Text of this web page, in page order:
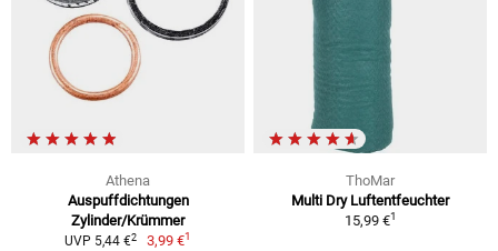
Athena
Auspuffdichtungen
Zylinder/Krümmer
UVP 5,44 €2 3,99 €1
ThoMar
Multi Dry Luftentfeuchter
15,99 €1